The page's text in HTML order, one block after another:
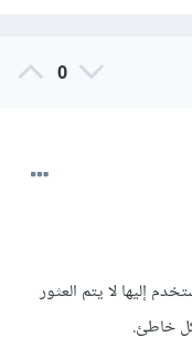
0
إليها لا يتم العثور
خاطئ.